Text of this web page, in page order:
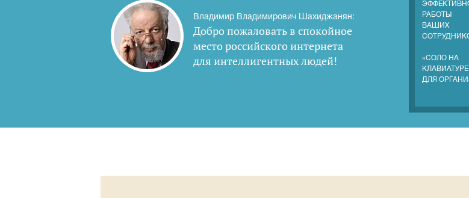
Владимир Владимирович Шахиджанян:
Добро пожаловать в спокойное
место российского интернета
для интеллигентных людей!
РАБОТЫ
ВАШИХ
«СОЛО НА
ДЛЯ